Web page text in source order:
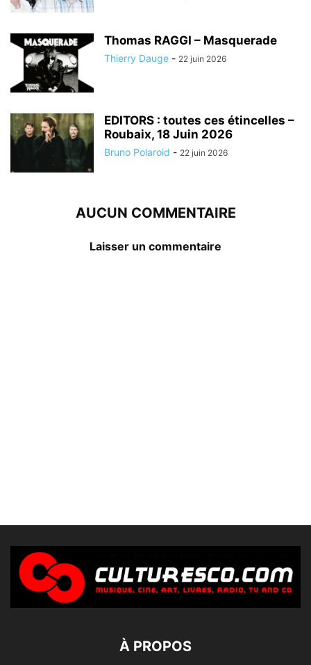
Thomas RAGGI – Masquerade
Thierry Dauge - 22 juin 2026
EDITORS : toutes ces étincelles –
Roubaix, 18 Juin 2026
Bruno Polaroid - 22 juin 2026
AUCUN COMMENTAIRE
Laisser un commentaire
À PROPOS